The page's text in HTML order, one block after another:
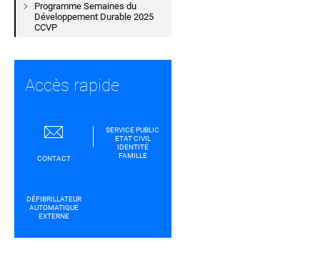
Programme Semaines du
Développement Durable 2025
CCVP
Accès rapide
CONTACT
SERVICE PUBLIC
ETAT CIVIL
IDENTITÉ
FAMILLE
DÉFIBRILLATEUR
AUTOMATIQUE
EXTERNE